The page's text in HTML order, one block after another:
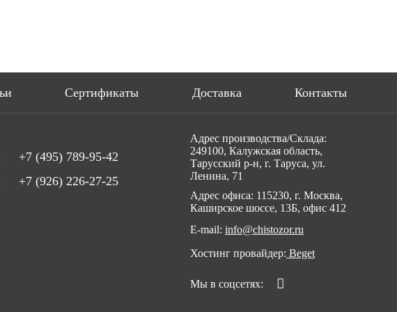
Сертификаты Доставка Контакты
+7 (495) 789-95-42
+7 (926) 226-27-25
Адрес производства/Склада:
249100, Калужская область,
Тарусский р-н, г. Таруса, ул.
Ленина, 71
Адрес офиса: 115230, г. Москва,
Каширское шоссе, 13Б, офис 412
E-mail: info@chistozor.ru
Хостинг провайдер: Beget
Мы в соцсетях: